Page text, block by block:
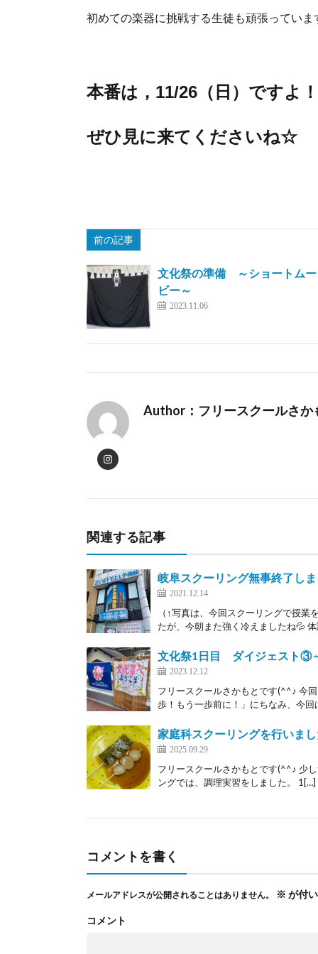
初めての楽器に挑戦する生徒も頑張ってい
本番は，11/26（日）ですよ！
ぜひ見に来てくださいね☆
前の記事
文化祭の準備 ～ショートムー
ビー～
2023.11.06
Author：フリースクールさか
関連する記事
岐阜スクーリング無事終了し
2021.12.14
（↑写真は、今回スクーリングで授
たが、今朝また強く冷えましたね💦
文化祭1日目 ダイジェスト③
2023.12.12
フリースクールさかもとです(^^♪ 今
歩！もう一歩前に！」にちなみ、今
家庭科スクーリングを行いま
2025.09.29
フリースクールさかもとです(^^♪ 少
ングでは、調理実習をしました。 1[…]
コメントを書く
メールアドレスが公開されることはありません。 ※ が付
コメント